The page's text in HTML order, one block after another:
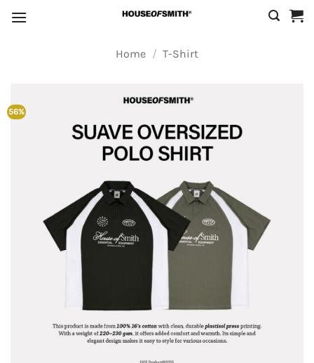
Home / T-Shirt
56%